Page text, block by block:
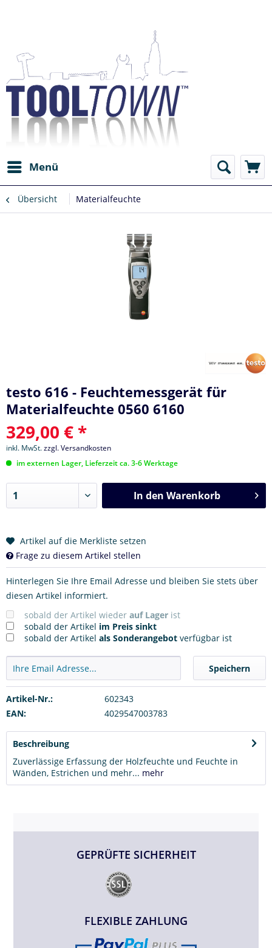
Menü
Übersicht Materialfeuchte
testo 616 - Feuchtemessgerät für
Materialfeuchte 0560 6160
329,00 € *
inkl. MwSt.zzgl. Versandkosten
im externen Lager, Lieferzeit ca. 3-6 Werktage
In den Warenkorb
Artikel auf die Merkliste setzen
Frage zu diesem Artikel stellen
Hinterlegen Sie Ihre Email Adresse und bleiben Sie stets über
diesen Artikel informiert.
sobald der Artikel wieder auf Lager ist
sobald der Artikel im Preis sinkt
sobald der Artikel als Sonderangebot verfügbar ist
Speichern
Artikel-Nr.:
602343
EAN:
4029547003783
Beschreibung
Zuverlässige Erfassung der Holzfeuchte und Feuchte in
Wänden, Estrichen und mehr... mehr
GEPRÜFTE SICHERHEIT
FLEXIBLE ZAHLUNG